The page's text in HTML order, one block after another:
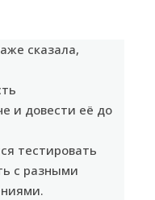
сказала,
и довести её до
тестировать
с разными